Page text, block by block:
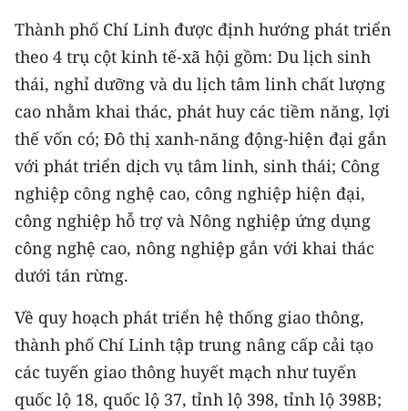
E-Magazine
Video
Media Chính trị
Media Kinh tế
Media Văn hóa
Media Xã hội
Media Pháp luật
Media Du lịch
Media Thế giới
Media Thể thao
Thành phố Chí Linh được định hướng phát triển
theo 4 trụ cột kinh tế-xã hội gồm: Du lịch sinh
thái, nghỉ dưỡng và du lịch tâm linh chất lượng
cao nhằm khai thác, phát huy các tiềm năng, lợi
thế vốn có; Đô thị xanh-năng động-hiện đại gắn
với phát triển dịch vụ tâm linh, sinh thái; Công
nghiệp công nghệ cao, công nghiệp hiện đại,
công nghiệp hỗ trợ và Nông nghiệp ứng dụng
công nghệ cao, nông nghiệp gắn với khai thác
dưới tán rừng.
Về quy hoạch phát triển hệ thống giao thông,
thành phố Chí Linh tập trung nâng cấp cải tạo
các tuyến giao thông huyết mạch như tuyến
quốc lộ 18, quốc lộ 37, tỉnh lộ 398, tỉnh lộ 398B;